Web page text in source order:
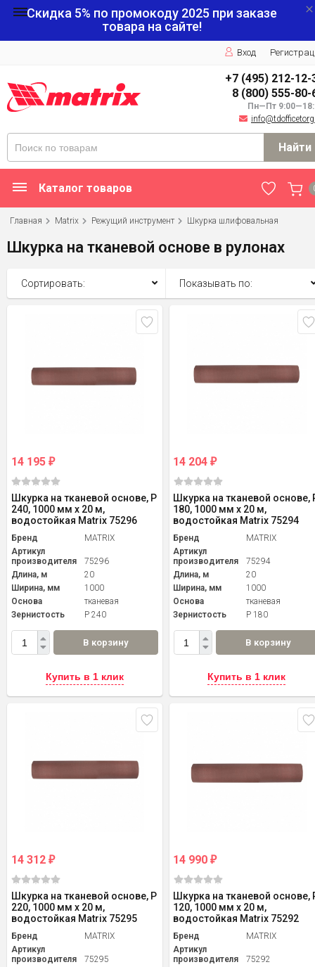
Скидка 5% по промокоду 2025 при заказе
товара на сайте!
Вход
+7 (495) 212-12-
8 (800) 555-80-
Пн—Пт
Найти
Каталог товаров
Главная Matrix Режущий инструмент Шкурка шлифовальная
Шкурка на тканевой основе в рулонах
Сортировать: Показывать по:
14 195 ₽
Шкурка на тканевой основе, P
240, 1000 мм х 20 м,
водостойкая Matrix 75296
Бренд
MATRIX
Артикул
производителя
75296
Длина, м
20
Ширина, мм
1000
Основа
тканевая
Зернистость
P 240
В корзину
Купить в 1 клик
14 204₽
Шкурка на тканевой основе,
180, 1000 мм х 20 м,
водостойкая Matrix 75294
Бренд
MATRIX
Артикул
производителя
75294
Длина, м
20
Ширина, мм
1000
Основа
тканевая
Зернистость
P 180
В корзину
Купить в 1 клик
14 312 ₽
Шкурка на тканевой основе, P
220, 1000 мм х 20 м,
водостойкая Matrix 75295
Бренд
MATRIX
Артикул
производителя
75295
14 990₽
Шкурка на тканевой основе,
120, 1000 мм х 20 м,
водостойкая Matrix 75292
Бренд
MATRIX
Артикул
производителя
75292